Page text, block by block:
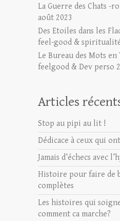
La Guerre des Chats -
août 2023
Des Etoiles dans les
feel-good &
Le Bureau des Mots
feelgood & Dev perso
Articles
Stop au pipi au lit !
Dédicace à ceux qui
Jamais d’échecs avec
Histoire pour faire de
complètes
Les histoires qui
comment ca marche?